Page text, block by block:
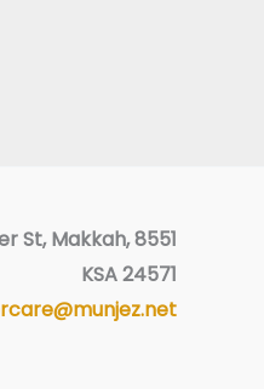
St, Makkah,
KSA 24571